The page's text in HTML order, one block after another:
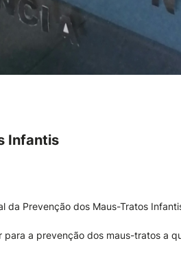
Infantis
da Prevenção dos Maus-Tratos
para a prevenção dos maus-tratos a